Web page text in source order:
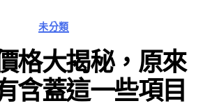
分
類
未分類
格大揭秘，原來
含蓋這一些項目